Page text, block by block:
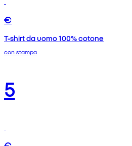
€
T-shirt da uomo 100% cotone
con stampa
5